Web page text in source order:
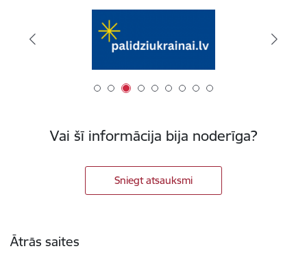
Vai šī informācija bija noderīga?
Sniegt atsauksmi
Ātrās saites